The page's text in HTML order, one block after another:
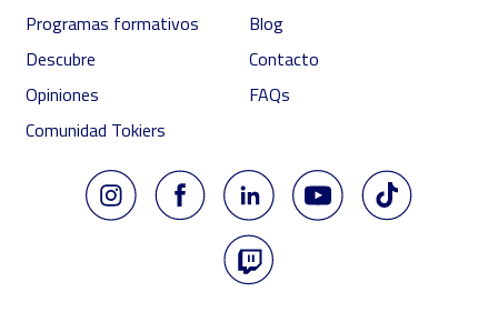
Programas formativos
Descubre
Opiniones
Comunidad Tokiers
Blog
Contacto
FAQs